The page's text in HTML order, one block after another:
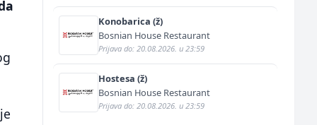
Konobarica (ž)
Bosnian House Restaurant
Prijava do: 20.08.2026. u 23:59
Hostesa (ž)
Bosnian House Restaurant
Prijava do: 20.08.2026. u 23:59